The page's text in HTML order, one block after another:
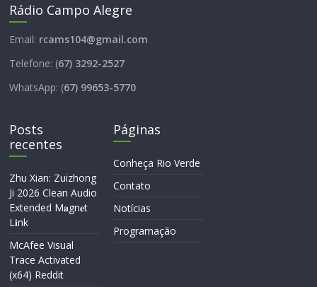
Rádio Campo Alegre
Email: rcams104@gmail.com
Telefone: (67) 3292-2527
WhatsApp: (67) 99653-5770
Posts
recentes
Zhu Xian: Zuizhong
Ji 2026 Clean Audio
Extended M𝐚gn𝐞t
L𝐢nk
McAfee Visual
Trace Activated
(x64) Reddit
Páginas
Conheça Rio Verde
Contato
Notícias
Programação